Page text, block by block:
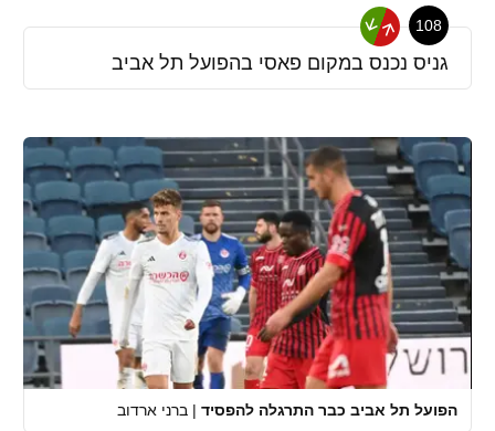
108
גניס נכנס במקום פאסי בהפועל תל אביב
הפועל תל אביב כבר התרגלה להפסיד | ברני ארדוב